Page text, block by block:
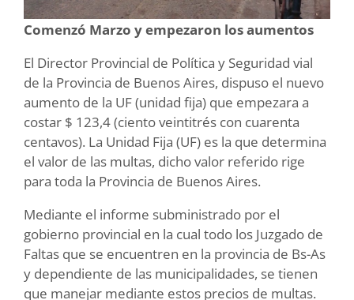
Comenzó Marzo y empezaron los aumentos
El Director Provincial de Política y Seguridad vial
de la Provincia de Buenos Aires, dispuso el nuevo
aumento de la UF (unidad fija) que empezara a
costar $ 123,4 (ciento veintitrés con cuarenta
centavos). La Unidad Fija (UF) es la que determina
el valor de las multas, dicho valor referido rige
para toda la Provincia de Buenos Aires.
Mediante el informe subministrado por el
gobierno provincial en la cual todo los Juzgado de
Faltas que se encuentren en la provincia de Bs-As
y dependiente de las municipalidades, se tienen
que manejar mediante estos precios de multas.